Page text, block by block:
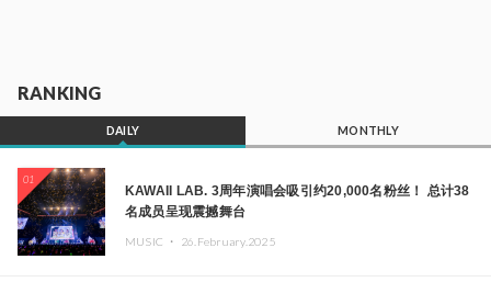
RANKING
DAILY MONTHLY
01
KAWAII LAB. 3周年演唱会吸引约20,000名粉丝！ 总计38
名成员呈现震撼舞台
MUSIC ・ 26.February.2025